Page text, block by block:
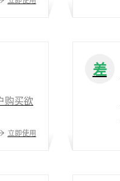
购买欲
立即使用
差